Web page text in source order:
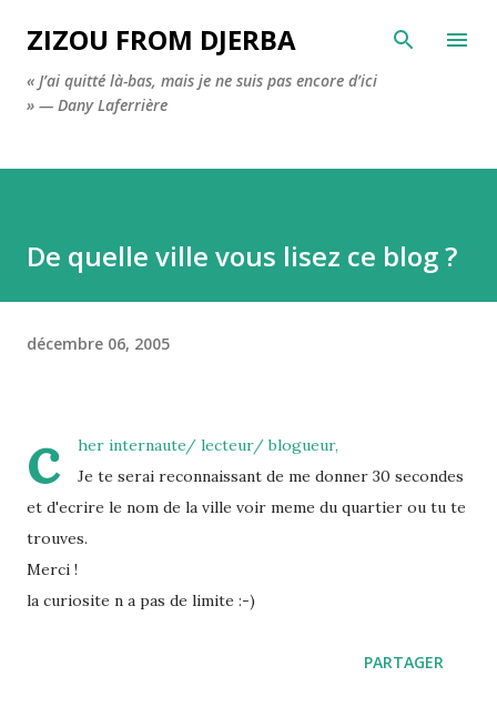
Accéder au contenu principal
ZIZOU FROM DJERBA
« J’ai quitté là-bas, mais je ne suis pas encore d’ici
» — Dany Laferrière
De quelle ville vous lisez ce blog ?
décembre 06, 2005
c
her internaute/ lecteur/ blogueur,
Je te serai reconnaissant de me donner 30 secondes
et d'ecrire le nom de la ville voir meme du quartier ou tu te
trouves.
Merci !
la curiosite n a pas de limite :-)
PARTAGER